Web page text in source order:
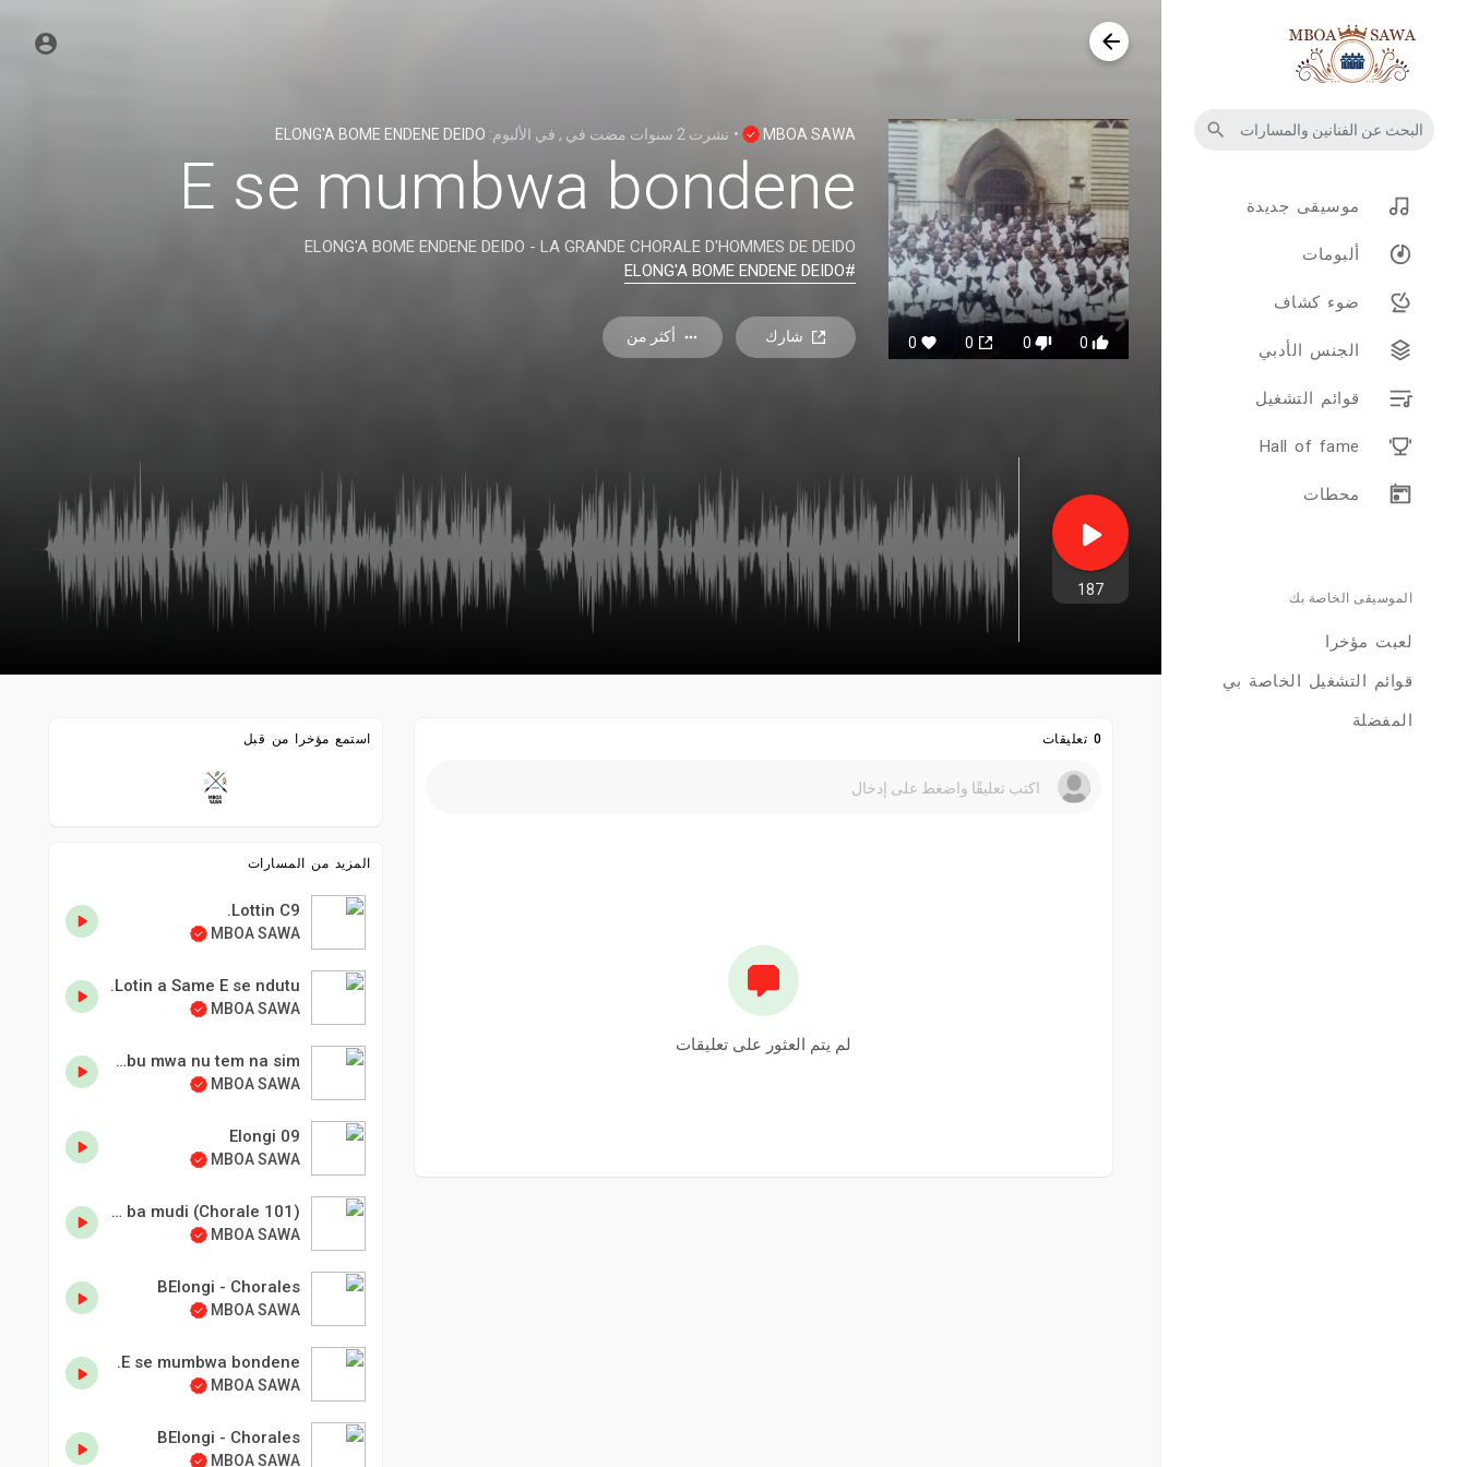
موسيقى جديدة
ألبومات
ضوء كشاف
الجنس الأدبي
قوائم التشغيل
محطات
الموسيقى الخاصة بك
لعبت مؤخرا
قوائم التشغيل الخاصة بي
المفضلة
0
0
MBOA SAWA
• نشرت 2 سنوات مضت في , في الألبوم: ELONG'A BOME ENDENE DEIDO
E se mumbwa bondene
ELONG'A BOME ENDENE DEIDO - LA GRANDE CHORALE D'HOMMES DE DEIDO
#ELONG'A BOME ENDENE DEIDO
شارك أكثر من
187
0 تعليقات
لم يتم العثور على تعليقات
استمع مؤخرا من قبل
المزيد من المسارات
Lottin C9.
MBOA SAWA
Lotin a Same E se ndutu.
MBOA SAWA
Mudumbu mwa nu tem na sim.
MBOA SAWA
09 Elongi
MBOA SAWA
Bepuma ba mudi (Chorale 101).
MBOA SAWA
BElongi - Chorales
MBOA SAWA
E se mumbwa bondene.
MBOA SAWA
BElongi - Chorales
MBOA SAWA